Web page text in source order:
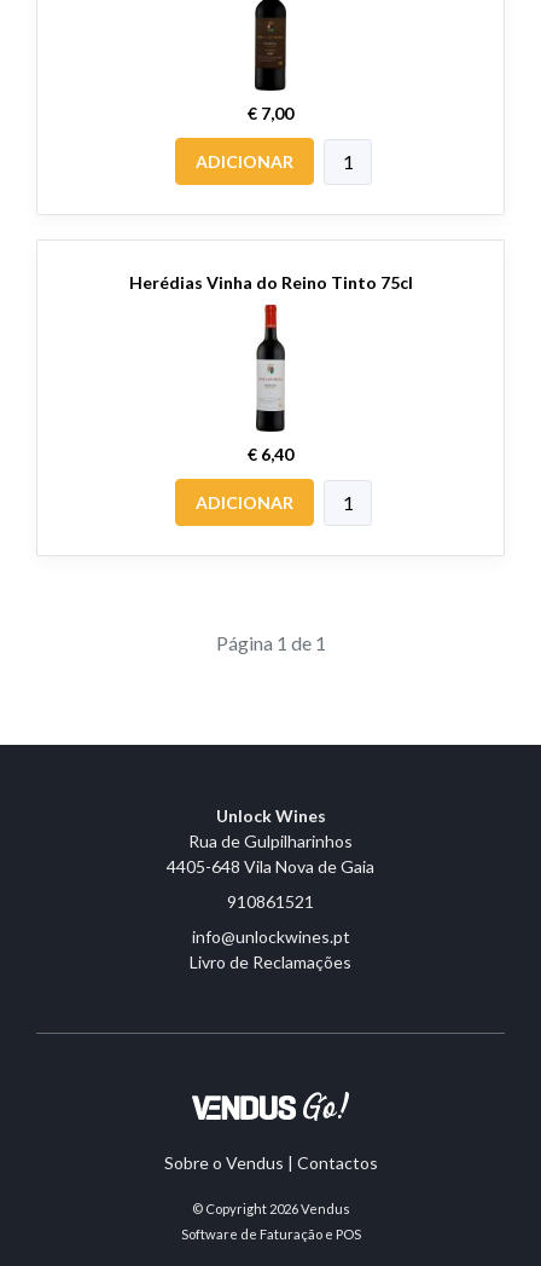
€ 7,00
ADICIONAR
Herédias Vinha do Reino Tinto 75cl
€ 6,40
ADICIONAR
Página 1 de 1
Unlock Wines
Rua de Gulpilharinhos
4405-648 Vila Nova de Gaia
910861521
info@unlockwines.pt
Livro de Reclamações
Sobre o Vendus | Contactos
© Copyright 2026Vendus
Software de Faturação e POS